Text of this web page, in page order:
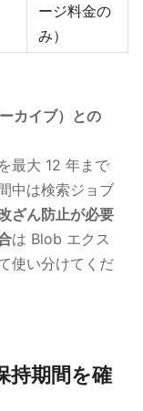
ージ料金の
み）
カイブ）との
最大 12 年まで
中は検索ジョブ
ざん防止が必要
は Blob エクス
使い分けてくだ
期間を確